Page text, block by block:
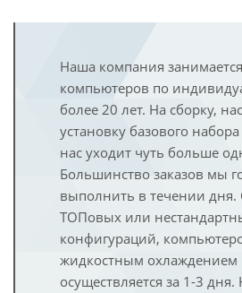
Наша компания
компьютеров по
более 20 лет. На сборку,
установку базового
нас уходит чуть больше
Большинство заказов мы
выполнить в течении дня.
ТОПовых или
конфигураций,
жидкостным охлаждением
осуществляется за 1-3 дня.